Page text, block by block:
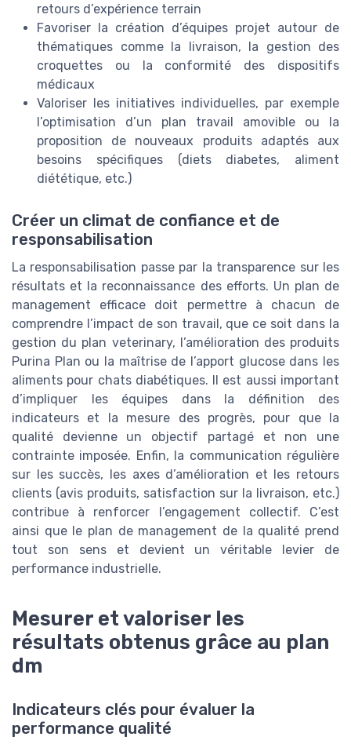
retours d’expérience terrain
Favoriser la création d’équipes projet autour de
thématiques comme la livraison, la gestion des
croquettes ou la conformité des dispositifs
médicaux
Valoriser les initiatives individuelles, par exemple
l’optimisation d’un plan travail amovible ou la
proposition de nouveaux produits adaptés aux
besoins spécifiques (diets diabetes, aliment
diététique, etc.)
Créer un climat de confiance et de
responsabilisation
La responsabilisation passe par la transparence sur les
résultats et la reconnaissance des efforts. Un plan de
management efficace doit permettre à chacun de
comprendre l’impact de son travail, que ce soit dans la
gestion du plan veterinary, l’amélioration des produits
Purina Plan ou la maîtrise de l’apport glucose dans les
aliments pour chats diabétiques. Il est aussi important
d’impliquer les équipes dans la définition des
indicateurs et la mesure des progrès, pour que la
qualité devienne un objectif partagé et non une
contrainte imposée. Enfin, la communication régulière
sur les succès, les axes d’amélioration et les retours
clients (avis produits, satisfaction sur la livraison, etc.)
contribue à renforcer l’engagement collectif. C’est
ainsi que le plan de management de la qualité prend
tout son sens et devient un véritable levier de
performance industrielle.
Mesurer et valoriser les
résultats obtenus grâce au plan
dm
Indicateurs clés pour évaluer la
performance qualité